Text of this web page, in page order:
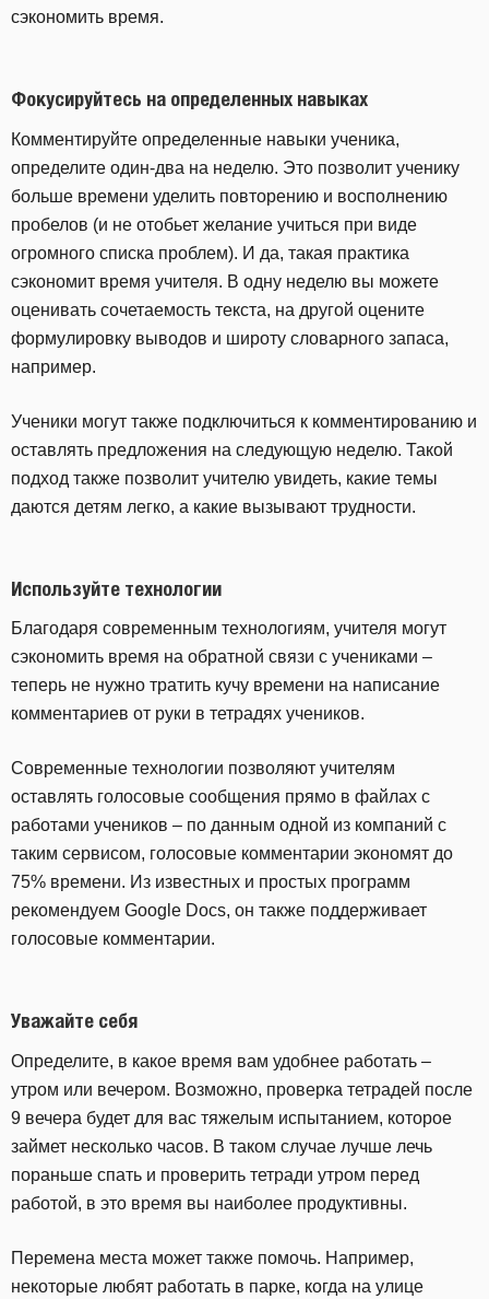
сэкономить время.
Фокусируйтесь на определенных навыках
Комментируйте определенные навыки ученика,
определите один-два на неделю. Это позволит ученику
больше времени уделить повторению и восполнению
пробелов (и не отобьет желание учиться при виде
огромного списка проблем). И да, такая практика
сэкономит время учителя. В одну неделю вы можете
оценивать сочетаемость текста, на другой оцените
формулировку выводов и широту словарного запаса,
например.
Ученики могут также подключиться к комментированию и
оставлять предложения на следующую неделю. Такой
подход также позволит учителю увидеть, какие темы
даются детям легко, а какие вызывают трудности.
Используйте технологии
Благодаря современным технологиям, учителя могут
сэкономить время на обратной связи с учениками –
теперь не нужно тратить кучу времени на написание
комментариев от руки в тетрадях учеников.
Современные технологии позволяют учителям
оставлять голосовые сообщения прямо в файлах с
работами учеников – по данным одной из компаний с
таким сервисом, голосовые комментарии экономят до
75% времени. Из известных и простых программ
рекомендуем Google Docs, он также поддерживает
голосовые комментарии.
Уважайте себя
Определите, в какое время вам удобнее работать –
утром или вечером. Возможно, проверка тетрадей после
9 вечера будет для вас тяжелым испытанием, которое
займет несколько часов. В таком случае лучше лечь
пораньше спать и проверить тетради утром перед
работой, в это время вы наиболее продуктивны.
Перемена места может также помочь. Например,
некоторые любят работать в парке, когда на улице